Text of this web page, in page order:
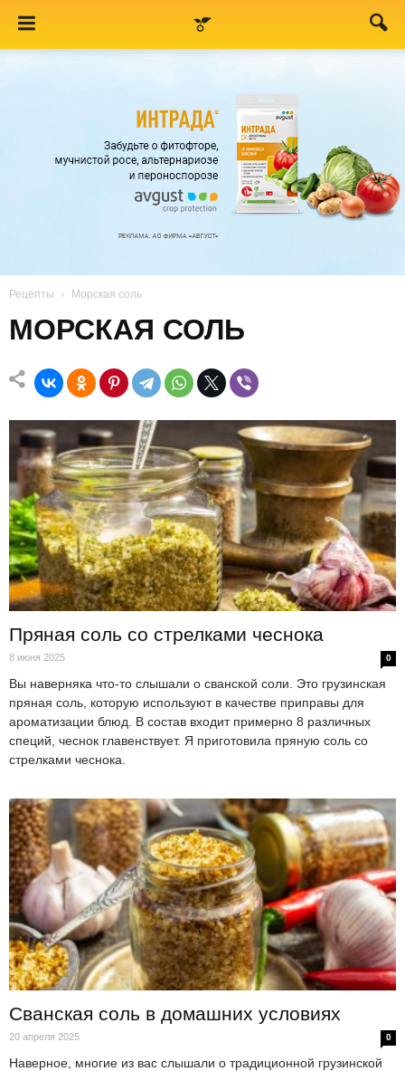
Рецепты Морская соль
МОРСКАЯ СОЛЬ
Пряная соль со стрелками чеснока
8 июня 2025 0
Вы наверняка что-то слышали о сванской соли. Это грузинская
пряная соль, которую используют в качестве приправы для
ароматизации блюд. В состав входит примерно 8 различных
специй, чеснок главенствует. Я приготовила пряную соль со
стрелками чеснока.
Сванская соль в домашних условиях
20 апреля 2025 0
Наверное, многие из вас слышали о традиционной грузинской